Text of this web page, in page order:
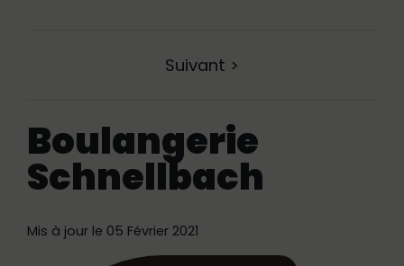
Suivant >
Boulangerie
Schnellbach
Mis à jour le 05 Février 2021